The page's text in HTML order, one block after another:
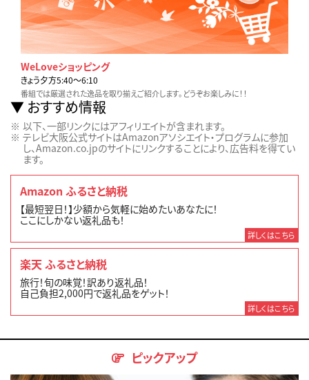
WeLoveショッピング
きょう夕方5:40〜6:10
番組では厳選された逸品を取り揃えご紹介します。どうぞお楽しみに！！
おすすめ情報
以下、一部リンクにはアフィリエイトが含まれます。
テレビ大阪公式サイトはAmazonアソシエイト・プログラムに参加
し、Amazon.co.jpのサイトにリンクすることにより、広告料を得てい
ます。
Amazon ふるさと納税
【最短翌日！】少額から気軽に始めたいあなたに！
ここにしかない返礼品も！
詳しくはこちら
楽天 ふるさと納税
旅行！旬の味覚！訳あり返礼品！
自己負担2,000円で返礼品をゲット！
詳しくはこちら
ピックアップ